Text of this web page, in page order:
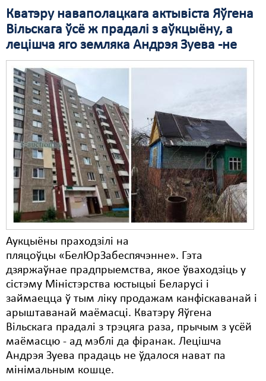
Кватэру наваполацкага актывіста Яўгена
Вільскага ўсё ж прадалі з аўкцыёну, а
лецішча яго земляка Андрэя Зуева -не
Аукцыёны праходзілі на
пляцоўцы «БелЮрЗабеспячэнне». Гэта
дзяржаўнае прадпрыемства, якое ўваходзіць у
сістэму Міністэрства юстыцыі Беларусі і
займаецца ў тым ліку продажам канфіскаванай і
арыштаванай маёмасці. Кватэру Яўгена
Вільскага прадалі з трэцяга раза, прычым з усёй
маёмасцю - ад мэблі да фіранак. Лецішча
Андрэя Зуева прадаць не ўдалося нават па
мінімальным кошце.